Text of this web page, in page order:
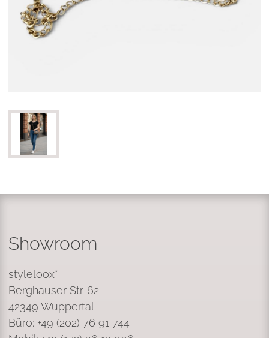
Showroom
styleloox*
Berghauser Str. 62
42349 Wuppertal
Büro: +49 (202) 76 91 744